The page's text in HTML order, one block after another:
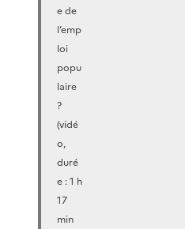
e de
l’emp
loi
popu
laire
?
(vidé
o,
duré
e : 1 h
17
min